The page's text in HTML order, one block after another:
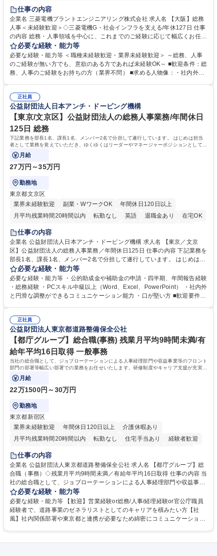
退職金あり
駅近5分以内
土日祝休み 服装自由 寮・社宅あり 食事補助あり
仕事の内容
企業名 三菱電機プラントエンジニアリング株式会社 求人名 【大阪】総務
人事＜未経験歓迎＞◇三菱電機G・社会インフラを支える/年休127日 仕事
の内容 総務・人事領域を中心に、これまでのご経験に応じて幅広くお任せ
します。 ＜具体的には＞ ・総務/人事労務（給与・社保・勤怠管理など）
・採用・教育研修 ・福利厚生運用 など ※基本的には事務所勤務ですが、
採用や教育等の業務内容により、関西圏以外への日帰り・宿泊を伴う国内
出張もございます。 ※担当業務を持ちつつ、お互いに助け合いながら、総
必要な経験・能力等
必要な経験・能力等 ＜職種未経験歓迎・業界未経験歓迎＞ ～総務、人事
のご経験が無い方でも、意欲のある方であれば未経験OK～ ■歓迎条件：総
務、人事のご経験をお持ちの方（業界不問） ■求める人物像：・社内外の
正社員
公益財団法人日本アンチ・ドーピング機構
【東京/文京区】公益財団法人の総務人事業務/年間休日
125日 総務
下記業務を部長1名、課長1名、メンバー2名で分担して遂行しています。 はじめは担当
者として業務を覚えていただき、ゆくゆくはリーダーやマネージャーポジションとして活
躍いただくことを期待しています。
月給
27万円～35万円
勤務地
東京都文京区
業界未経験歓迎
副業・WワークOK
年間休日120日以上
月平均残業時間20時間以内
転勤なし 英語 退職金あり
在宅OK
賞与あり
育休あり
食事補助あり
仕事の内容
企業名 公益財団法人日本アンチ・ドーピング機構 求人名 【東京／文京
区】公益財団法人の総務人事業務／年間休日125日 仕事の内容 下記業務を
部長1名、課長1名、メンバー2名で分担して遂行しています。 はじめは担
当者として業務を覚えていただき、ゆくゆくはリーダーやマネージャーポ
ジションとして活躍いただくことを期待しています。 【総務・人事グルー
プの業務内容】 ・人事制度関連 ・採用活動 ・教育研修の企画、実行 ・勤
怠管理 ・官公庁への各種提出 ・法定の会議運営（評議員会、理事会） ・
管理 ・福利厚生関連 ・職員からの問合せ、相談対応 ・その他日常の総務
業務全般 募集職種 【東京／文京区】公益財団法人の総務人事業務／年間
休日125日
必要な経験・能力等
必要な経験・能力等 ・公的助成金や補助金の申請・四半期、年間報告経験
・総務経験 ・PCスキル中級以上（Word、Excel、PowerPoint） ・社内外
と円滑な調整ができるコミュニケーション能力 ・口が堅い方 ■歓迎要件
正社員
公益財団法人東京都道路整備保全公社
【都庁グループ】総合職(事務) 残業月平均9時間未満/有
給年平均16日取得 一般事務
当社の総合職として、ジョブローテーションによる人事経理部門や収益事業等のフロント
部門の部署等幅広い部署での業務をお任せいたします。研修制度やキャリア支援が充実し
ております！ ※下記業務詳細
月給
22万1500円～30万円
勤務地
東京都新宿区
業界未経験歓迎
年間休日120日以上
介護休暇あり
月平均残業時間20時間以内
転勤なし 住宅手当あり
経験者歓迎
研修あり
退職金あり
駅近5分以内
資格取得手当あり 食事補助あり
仕事の内容
企業名 公益財団法人東京都道路整備保全公社 求人名 【都庁グループ】総
合職（事務）◇残業月平均9時間未満／有給年平均16日取得 仕事の内容 当
社の総合職として、ジョブローテーションによる人事経理部門や収益事業
等のフロント部門の部署等幅広い部署での業務をお任せいたします。研修
制度やキャリア支援が充実しております！ ※下記業務詳細 【業務詳細】■
管理部門：広報、人事、経理など当公社の運営に係る管理業務 ■収益部
門：駐車場の新規開拓、管理運営、新宿駅西口広場の「イベントコーナ
道路施設や道路工事現場の見学ツアー事業 ※入社後は上記いずれかの部門
必要な経験・能力等
必要な経験・能力等 【歓迎】営業経験or総務/人事/経理経験or官公庁職員
経験者で、道路事業のゼネラリストとしてのキャリアを積みたい方【社
風】社内関係部署や東京都と連携が必要なため綿密にコミュニケーション